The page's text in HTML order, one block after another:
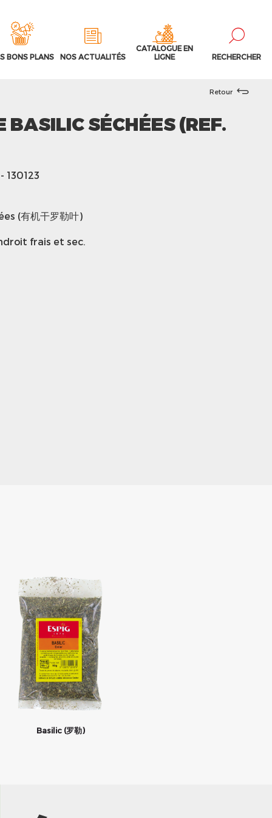
BONS PLANS NOS ACTUALITÉS
CATALOGUE EN
LIGNE
RECHERCHER
Retour
BASILIC SÉCHÉES (REF.
- 130123
(有机干罗勒叶)
frais et sec.
Basilic (罗勒)